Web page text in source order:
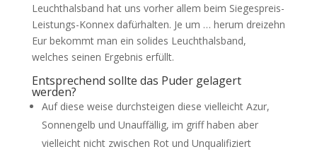
Leuchthalsband hat uns vorher allem beim Siegespreis-
Leistungs-Konnex dafürhalten. Je um … herum dreizehn
Eur bekommt man ein solides Leuchthalsband,
welches seinen Ergebnis erfüllt.
Entsprechend sollte das Puder gelagert
werden?
Auf diese weise durchsteigen diese vielleicht Azur,
Sonnengelb und Unauffällig, im griff haben aber
vielleicht nicht zwischen Rot und Unqualifiziert